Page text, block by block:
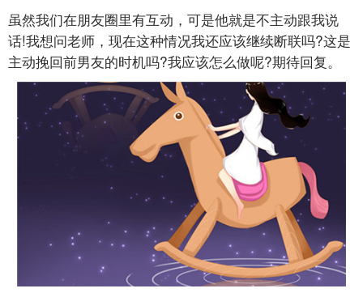
虽然我们在朋友圈里有互动，可是他就是不主动跟我说
话!我想问老师，现在这种情况我还应该继续断联吗?这是
主动挽回前男友的时机吗?我应该怎么做呢?期待回复。